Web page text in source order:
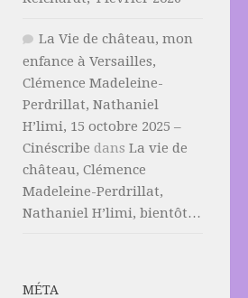
La Vie de château, mon
enfance à Versailles,
Clémence Madeleine-
Perdrillat, Nathaniel
H’limi, 15 octobre 2025 –
Cinéscribe dans La vie de
château, Clémence
Madeleine-Perdrillat,
Nathaniel H’limi, bientôt…
MÉTA